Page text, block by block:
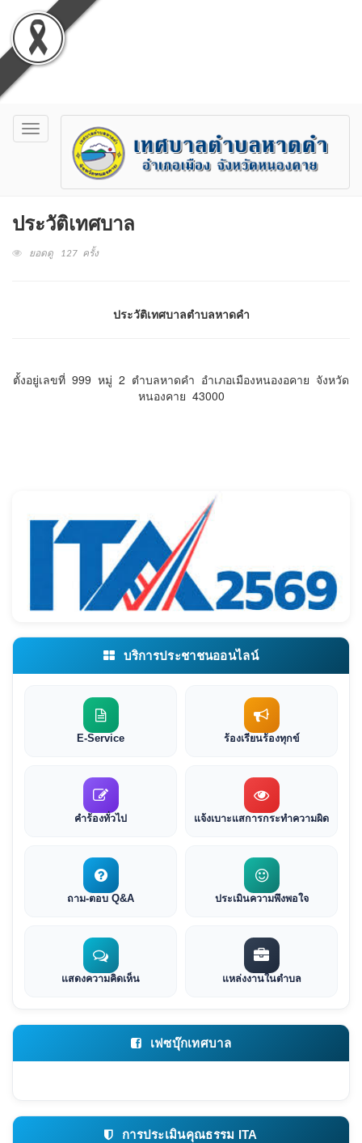
Toggle
navigation
ประวัติเทศบาล
ยอดดู 127 ครั้ง
ประวัติเทศบาลตำบลหาดคำ
ตั้งอยู่เลขที่ 999 หมู่ 2 ตำบลหาดคำ อำเภอเมืองหนองอคาย จังหวัด
หนองคาย 43000
บริการประชาชนออนไลน์
E-Service ร้องเรียนร้องทุกข์
คำร้องทั่วไป แจ้งเบาะแสการกระทำความผิด
ถาม-ตอบ Q&A ประเมินความพึงพอใจ
แสดงความคิดเห็น แหล่งงานในตำบล
เฟซบุ๊กเทศบาล
การประเมินคุณธรรม ITA